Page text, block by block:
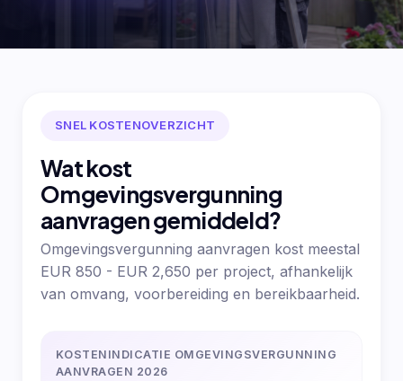
SNEL KOSTENOVERZICHT
Wat kost
Omgevingsvergunning
aanvragen gemiddeld?
Omgevingsvergunning aanvragen kost meestal
EUR 850 - EUR 2,650 per project, afhankelijk
van omvang, voorbereiding en bereikbaarheid.
KOSTENINDICATIE OMGEVINGSVERGUNNING
AANVRAGEN 2026